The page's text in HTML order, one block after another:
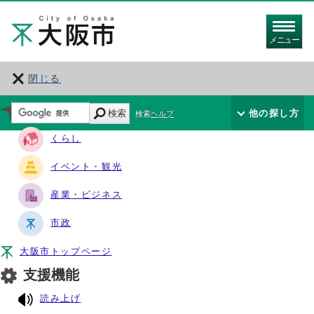
メニュー
閉じる
サイト・ナビ
くらし
イベント・観光
産業・ビジネス
市政
大阪市トップページ
支援機能
読み上げ
検索 検索ヘルプ 他の探し方